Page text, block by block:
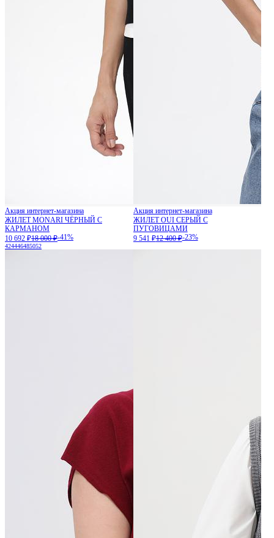
Акция интернет-магазина
ЖИЛЕТ MONARI ЧЁРНЫЙ С
КАРМАНОМ
10 692 ₽18 000 ₽-41%
424446485052
Акция интернет-магазина
ЖИЛЕТ OUI СЕРЫЙ С
ПУГОВИЦАМИ
9 541 ₽12 400 ₽-23%